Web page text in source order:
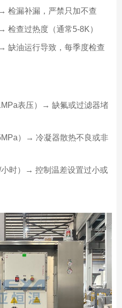
检漏补漏，严禁只加不查
检查过热度（通常5-8K）
缺油运行导致，每季度检查
表压）→ 缺氟或过滤器堵
）→ 冷凝器散热不良或非
时）→ 控制温差设置过小或